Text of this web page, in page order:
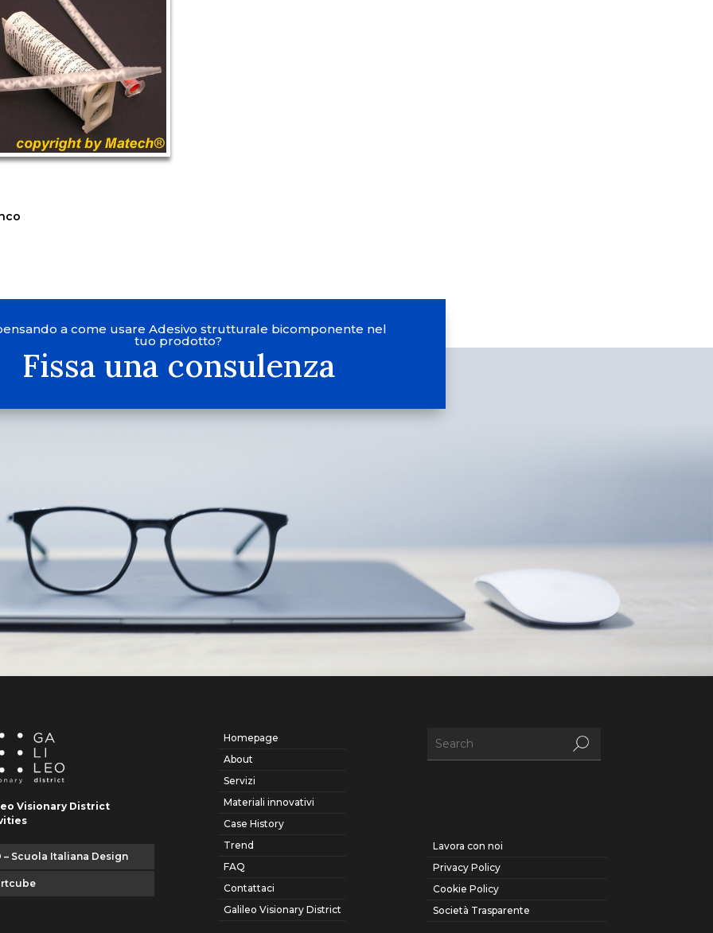
a come usare Adesivo strutturale bicomponente nel
tuo prodotto?
Fissa una consulenza
Visionary District
– Scuola Italiana Design
Homepage
About
Servizi
Materiali innovativi
Case History
Trend
FAQ
Contattaci
Galileo Visionary District
Lavora con noi
Privacy Policy
Cookie Policy
Società Trasparente